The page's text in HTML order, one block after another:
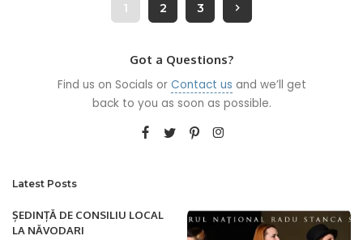
1 2 3
Got a Questions?
Find us on Socials or Contact us and we’ll get
back to you as soon as possible.
Latest Posts
ȘEDINȚĂ DE CONSILIU LOCAL
LA NĂVODARI